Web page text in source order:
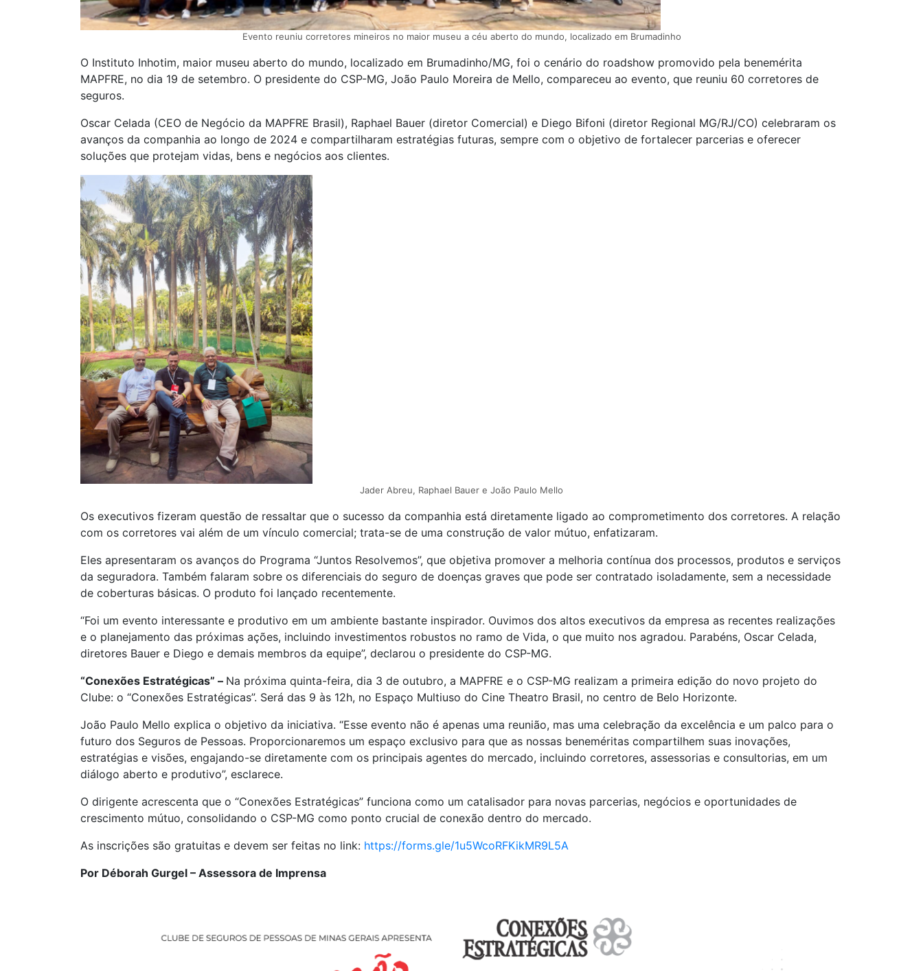
Evento reuniu corretores mineiros no maior museu a céu aberto do mundo, localizado em Brumadinho
O Instituto Inhotim, maior museu aberto do mundo, localizado em Brumadinho/MG, foi o cenário do roadshow promovido pela benemérita
MAPFRE, no dia 19 de setembro. O presidente do CSP-MG, João Paulo Moreira de Mello, compareceu ao evento, que reuniu 60 corretores de
seguros.
Oscar Celada (CEO de Negócio da MAPFRE Brasil), Raphael Bauer (diretor Comercial) e Diego Bifoni (diretor Regional MG/RJ/CO) celebraram os
avanços da companhia ao longo de 2024 e compartilharam estratégias futuras, sempre com o objetivo de fortalecer parcerias e oferecer
soluções que protejam vidas, bens e negócios aos clientes.
Jader Abreu, Raphael Bauer e João Paulo Mello
Os executivos fizeram questão de ressaltar que o sucesso da companhia está diretamente ligado ao comprometimento dos corretores. A relação
com os corretores vai além de um vínculo comercial; trata-se de uma construção de valor mútuo, enfatizaram.
Eles apresentaram os avanços do Programa “Juntos Resolvemos”, que objetiva promover a melhoria contínua dos processos, produtos e serviços
da seguradora. Também falaram sobre os diferenciais do seguro de doenças graves que pode ser contratado isoladamente, sem a necessidade
de coberturas básicas. O produto foi lançado recentemente.
“Foi um evento interessante e produtivo em um ambiente bastante inspirador. Ouvimos dos altos executivos da empresa as recentes realizações
e o planejamento das próximas ações, incluindo investimentos robustos no ramo de Vida, o que muito nos agradou. Parabéns, Oscar Celada,
diretores Bauer e Diego e demais membros da equipe”, declarou o presidente do CSP-MG.
“Conexões Estratégicas” – Na próxima quinta-feira, dia 3 de outubro, a MAPFRE e o CSP-MG realizam a primeira edição do novo projeto do
Clube: o “Conexões Estratégicas”. Será das 9 às 12h, no Espaço Multiuso do Cine Theatro Brasil, no centro de Belo Horizonte.
João Paulo Mello explica o objetivo da iniciativa. “Esse evento não é apenas uma reunião, mas uma celebração da excelência e um palco para o
futuro dos Seguros de Pessoas. Proporcionaremos um espaço exclusivo para que as nossas beneméritas compartilhem suas inovações,
estratégias e visões, engajando-se diretamente com os principais agentes do mercado, incluindo corretores, assessorias e consultorias, em um
diálogo aberto e produtivo”, esclarece.
O dirigente acrescenta que o “Conexões Estratégicas” funciona como um catalisador para novas parcerias, negócios e oportunidades de
crescimento mútuo, consolidando o CSP-MG como ponto crucial de conexão dentro do mercado.
As inscrições são gratuitas e devem ser feitas no link: https://forms.gle/1u5WcoRFKikMR9L5A
Por Déborah Gurgel – Assessora de Imprensa